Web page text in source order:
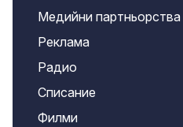
Медийни партньорства
Реклама
Радио
Списание
Филми